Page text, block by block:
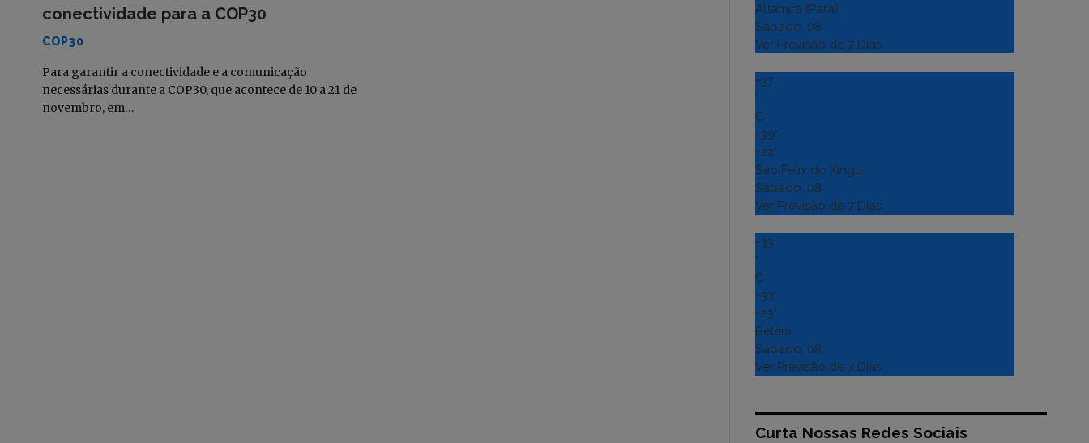
conectividade para a COP30
COP30
Para garantir a conectividade e a comunicação
necessárias durante a COP30, que acontece de 10 a 21 de
novembro, em…
Altamira (Para)
Sábado, 08
Ver Previsão de 7 Dias
+37
°
C
+39°
+22°
Sao Felix do Xingu
Sábado, 08
Ver Previsão de 7 Dias
+33
°
C
+33°
+23°
Belém
Sábado, 08
Ver Previsão de 7 Dias
Curta Nossas Redes Sociais